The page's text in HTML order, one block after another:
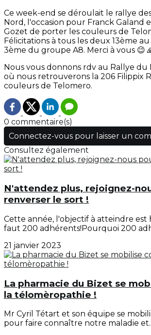
Ce week-end se déroulait le rallye
Nord, l'occasion pour Franck Galand
Gozet de porter les couleurs de
Félicitations à tous les deux 13ème
3ème du groupe A8. Merci à vous 😉
Nous vous donnons rdv au Rallye
où nous retrouverons la 206 Filippix
couleurs de Telomero.
0 commentaire(s)
Connectez-vous pour laisser un
Consultez également
N'attendez plus, rejoignez-
renverser le sort !
Cette année, l'objectif à atteindre est
faut 200 adhérents!Pourquoi 200
21 janvier 2023
La pharmacie du Bizet se
la télomèropathie !
Mr Cyril Tétart et son équipe se
pour faire connaître notre maladie